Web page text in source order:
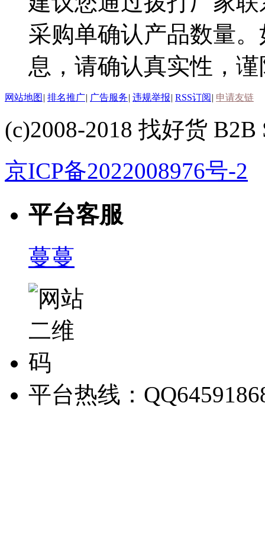
采购单确认产品数量
息，请确认真实性，
网站地图 | 排名推广| 广告服务| 违规举报| RSS订阅 | 申请友链
(c)2008-2018 找好货 B2B
京ICP备2022008976号-2
平台客服
蔓蔓
平台热线：